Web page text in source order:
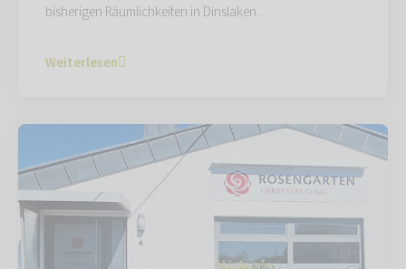
bisherigen Räumlichkeiten in Dinslaken…
Weiterlesen